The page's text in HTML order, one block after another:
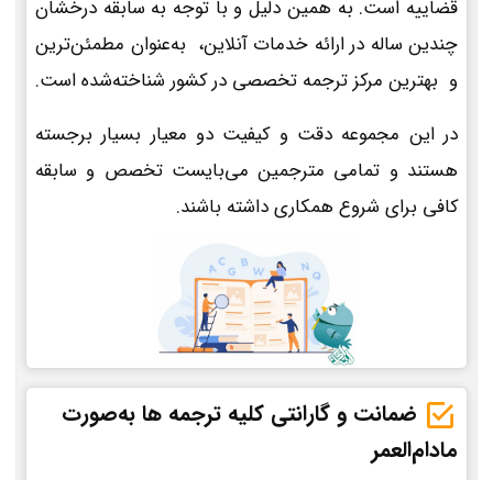
قضاییه است. به همین دلیل و با توجه به سابقه درخشان
چندین ساله در ارائه خدمات آنلاین، به‌عنوان مطمئن‌ترین
و بهترین مرکز ترجمه تخصصی در کشور شناخته‌شده است.
در این مجموعه دقت و کیفیت دو معیار بسیار برجسته
هستند و تمامی مترجمین می‌بایست تخصص و سابقه
کافی برای شروع همکاری داشته باشند.
ضمانت و گارانتی کلیه ترجمه ها به‌صورت
مادام‌العمر